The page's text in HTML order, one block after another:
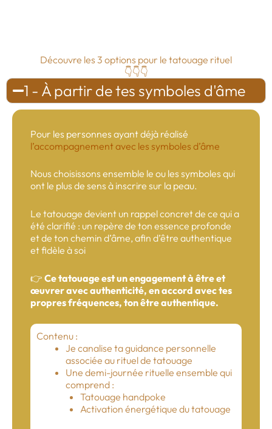
Découvre les 3 options pour le tatouage rituel
👇👇👇
1 - À partir de tes symboles d'âme
Pour les personnes ayant déjà réalisé
l’accompagnement avec les symboles d’âme
Nous choisissons ensemble le ou les symboles qui
ont le plus de sens à inscrire sur la peau.
Le tatouage devient un rappel concret de ce qui a
été clarifié : un repère de ton essence profonde
et de ton chemin d’âme, afin d’être authentique
et fidèle à soi
👉 Ce tatouage est un engagement à être et
œuvrer avec authenticité, en accord avec tes
propres fréquences, ton être authentique.
Contenu :
Je canalise ta guidance personnelle
associée au rituel de tatouage
Une demi-journée rituelle ensemble qui
comprend :
Tatouage handpoke
Activation énergétique du tatouage